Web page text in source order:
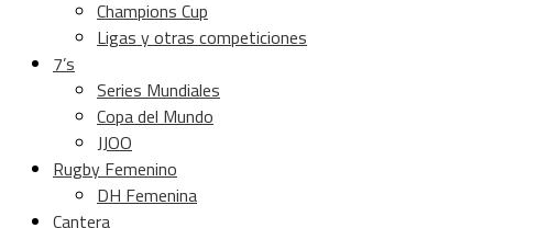
Champions Cup
Ligas y otras competiciones
7’s
Series Mundiales
Copa del Mundo
JJOO
Rugby Femenino
DH Femenina
Cantera